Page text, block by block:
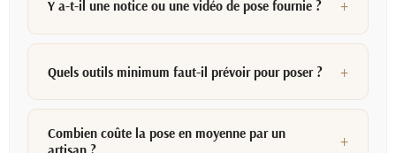
Y a-t-il une notice ou une vidéo de pose fournie ?
Quels outils minimum faut-il prévoir pour poser ?
Combien coûte la pose en moyenne par un